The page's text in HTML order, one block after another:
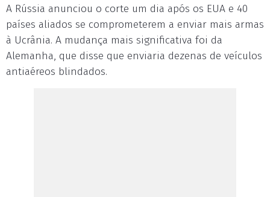
A Rússia anunciou o corte um dia após os EUA e 40
países aliados se comprometerem a enviar mais armas
à Ucrânia. A mudança mais significativa foi da
Alemanha, que disse que enviaria dezenas de veículos
antiaéreos blindados.